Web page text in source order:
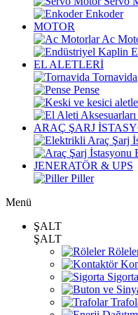
Enkoder
MOTOR
Ac
EL ALETLERİ
Tornavida
Pense
ARAÇ ŞARJ
JENERATÖR & UPS
Piller
Menü
ŞALT
ŞALT
Sigorta